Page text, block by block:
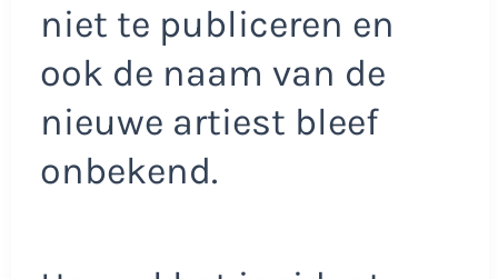
niet te publiceren en
ook de naam van de
nieuwe artiest bleef
onbekend.